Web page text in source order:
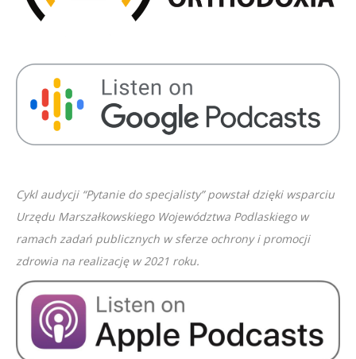
EMBED
Cykl audycji “Pytanie do specjalisty” powstał dzięki wsparciu
Urzędu Marszałkowskiego Województwa Podlaskiego w
ramach zadań publicznych w sferze ochrony i promocji
zdrowia na realizację w 2021 roku.